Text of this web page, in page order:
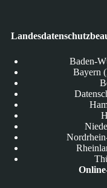
Baden-
Bayern